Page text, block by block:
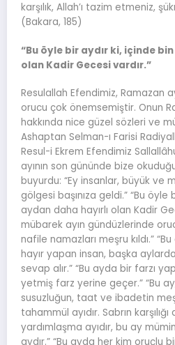
karşılık, Allah’ı tazim etmeniz,
(Bakara, 185)
“Bu öyle bir aydır ki, içinde
olan Kadir Gecesi vardır.”
Resulallah Efendimiz, Ramazan
orucu çok önemsemiştir. Onun
hakkında nice güzel sözleri ve
Ashaptan Selman-ı Farisi
Resul-i Ekrem Efendimiz
ayının son gününde bize
buyurdu: “Ey insanlar, büyük ve
gölgesi başınıza geldi.” “Bu öyle
aydan daha hayırlı olan Kadir
mübarek ayın gündüzlerinde
nafile namazları meşru kıldı.”
hayır yapan insan, başka
sevap alır.” “Bu ayda bir farzı
yetmiş farz yerine geçer.” “Bu
susuzluğun, taat ve ibadetin
tahammül ayıdır. Sabrın
yardımlaşma ayıdır, bu ay
aydır.” “Bu ayda her kim oruçlu